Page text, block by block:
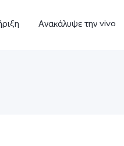
Ανακάλυψε την vivo